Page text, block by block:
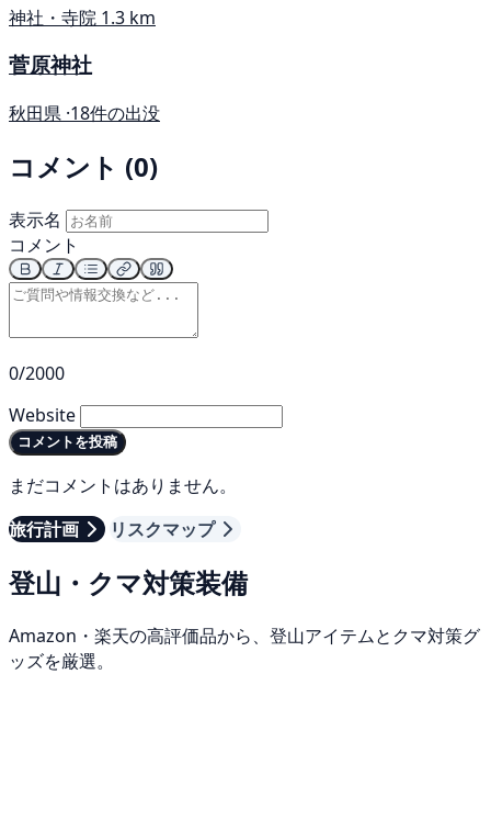
神社・寺院 1.3 km
菅原神社
秋田県 ·18件の出没
コメント (0)
表示名
コメント
0/2000
Website
コメントを投稿
まだコメントはありません。
旅行計画
リスクマップ
登山・クマ対策装備
Amazon・楽天の高評価品から、登山アイテムとクマ対策グ
ッズを厳選。